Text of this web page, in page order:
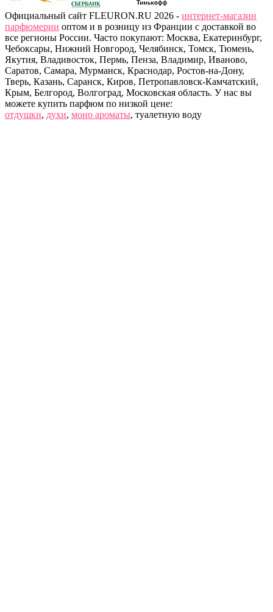
Официальный сайт FLEURON.RU 2026 - интернет-магазин
парфюмерии оптом и в розницу из Франции с доставкой во
все регионы России. Часто покупают: Москва, Екатеринбург,
Чебоксары, Нижний Новгород, Челябинск, Томск, Тюмень,
Якутия, Владивосток, Пермь, Пенза, Владимир, Иваново,
Саратов, Самара, Мурманск, Краснодар, Ростов-на-Дону,
Тверь, Казань, Саранск, Киров, Петропавловск-Камчатский,
Крым, Белгород, Волгоград, Московская область. У нас вы
можете купить парфюм по низкой цене:
отдушки, духи, моно ароматы, туалетную воду